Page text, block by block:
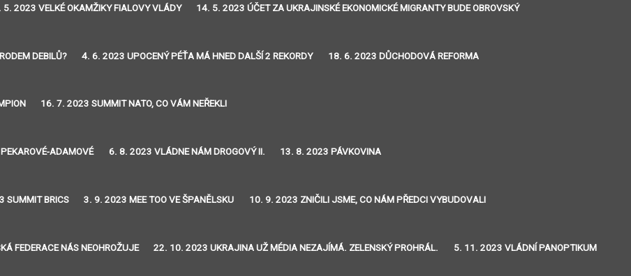
5. 2023 VELKÉ OKAMŽIKY FIALOVY VLÁDY 14. 5. 2023 ÚČET ZA UKRAJINSKÉ EKONOMICKÉ MIGRANTY BUDE OBROVSKÝ
DEBILŮ? 4. 6. 2023 UPOCENÝ PÉŤA MÁ HNED DALŠÍ 2 REKORDY 18. 6. 2023 DŮCHODOVÁ REFORMA
16. 7. 2023 SUMMIT NATO, CO VÁM NEŘEKLI
ADAMOVÉ 6. 8. 2023 VLÁDNE NÁM DROGOVÝ II. 13. 8. 2023 PÁVKOVINA
SUMMIT BRICS 3. 9. 2023 MEE TOO VE ŠPANĚLSKU 10. 9. 2023 ZNIČILI JSME, CO NÁM PŘEDCI VYBUDOVALI
FEDERACE NÁS NEOHROŽUJE 22. 10. 2023 UKRAJINA UŽ MÉDIA NEZAJÍMÁ. ZELENSKÝ PROHRÁL. 5. 11. 2023 VLÁDNÍ PANOPTIKUM